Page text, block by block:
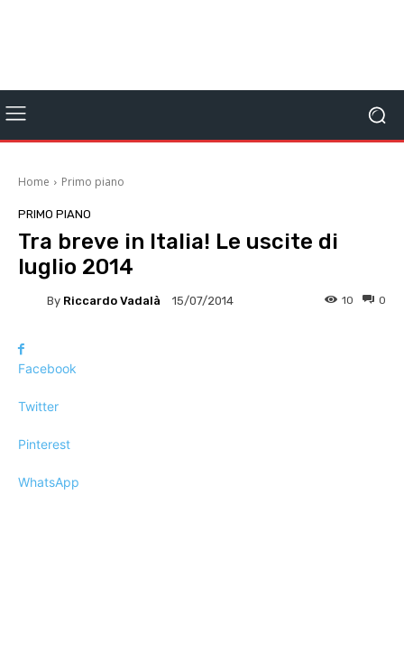
Home Primo piano
PRIMO PIANO
Tra breve in Italia! Le uscite di
luglio 2014
By Riccardo Vadalà 15/07/2014 0
10
Facebook
Twitter
Pinterest
WhatsApp